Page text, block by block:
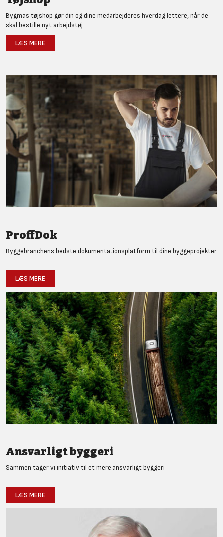
Bygmas tøjshop gør din og dine medarbejderes hverdag lettere, når de
skal bestille nyt arbejdstøj
LÆS MERE
ProffDok
Byggebranchens bedste dokumentationsplatform til dine byggeprojekter
LÆS MERE
Ansvarligt byggeri
Sammen tager vi initiativ til et mere ansvarligt byggeri
LÆS MERE